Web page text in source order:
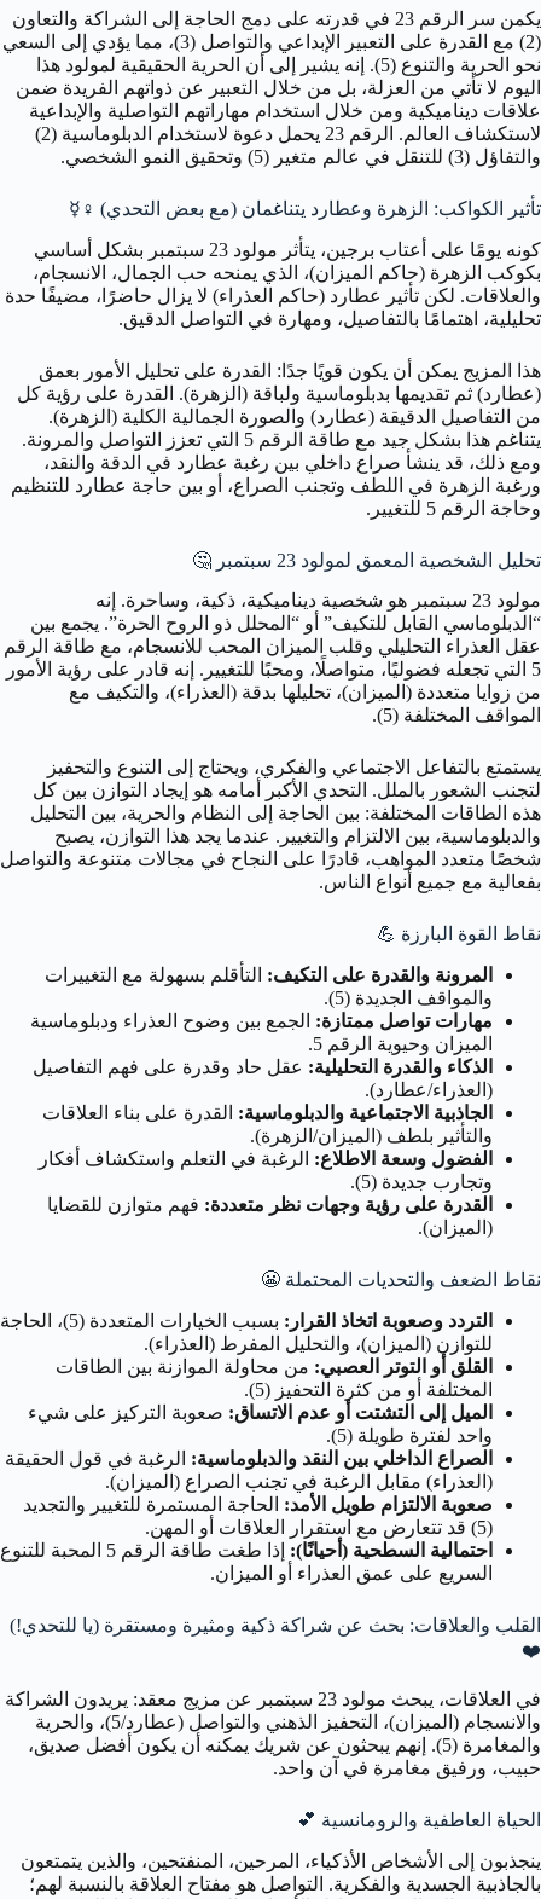
يكمن سر الرقم 23 في قدرته على دمج الحاجة إلى الشراكة والتعاون
(2) مع القدرة على التعبير الإبداعي والتواصل (3)، مما يؤدي إلى السعي
نحو الحرية والتنوع (5). إنه يشير إلى أن الحرية الحقيقية لمولود هذا
اليوم لا تأتي من العزلة، بل من خلال التعبير عن ذواتهم الفريدة ضمن
علاقات ديناميكية ومن خلال استخدام مهاراتهم التواصلية والإبداعية
لاستكشاف العالم. الرقم 23 يحمل دعوة لاستخدام الدبلوماسية (2)
والتفاؤل (3) للتنقل في عالم متغير (5) وتحقيق النمو الشخصي.
تأثير الكواكب: الزهرة وعطارد يتناغمان (مع بعض التحدي) ♀️☿️
كونه يومًا على أعتاب برجين، يتأثر مولود 23 سبتمبر بشكل أساسي
بكوكب الزهرة (حاكم الميزان)، الذي يمنحه حب الجمال، الانسجام،
والعلاقات. لكن تأثير عطارد (حاكم العذراء) لا يزال حاضرًا، مضيفًا حدة
تحليلية، اهتمامًا بالتفاصيل، ومهارة في التواصل الدقيق.
هذا المزيج يمكن أن يكون قويًا جدًا: القدرة على تحليل الأمور بعمق
(عطارد) ثم تقديمها بدبلوماسية ولباقة (الزهرة). القدرة على رؤية كل
من التفاصيل الدقيقة (عطارد) والصورة الجمالية الكلية (الزهرة).
يتناغم هذا بشكل جيد مع طاقة الرقم 5 التي تعزز التواصل والمرونة.
ومع ذلك، قد ينشأ صراع داخلي بين رغبة عطارد في الدقة والنقد،
ورغبة الزهرة في اللطف وتجنب الصراع، أو بين حاجة عطارد للتنظيم
وحاجة الرقم 5 للتغيير.
تحليل الشخصية المعمق لمولود 23 سبتمبر 🤔
مولود 23 سبتمبر هو شخصية ديناميكية، ذكية، وساحرة. إنه
“الدبلوماسي القابل للتكيف” أو “المحلل ذو الروح الحرة”. يجمع بين
عقل العذراء التحليلي وقلب الميزان المحب للانسجام، مع طاقة الرقم
5 التي تجعله فضوليًا، متواصلًا، ومحبًا للتغيير. إنه قادر على رؤية الأمور
من زوايا متعددة (الميزان)، تحليلها بدقة (العذراء)، والتكيف مع
المواقف المختلفة (5).
يستمتع بالتفاعل الاجتماعي والفكري، ويحتاج إلى التنوع والتحفيز
لتجنب الشعور بالملل. التحدي الأكبر أمامه هو إيجاد التوازن بين كل
هذه الطاقات المختلفة: بين الحاجة إلى النظام والحرية، بين التحليل
والدبلوماسية، بين الالتزام والتغيير. عندما يجد هذا التوازن، يصبح
شخصًا متعدد المواهب، قادرًا على النجاح في مجالات متنوعة والتواصل
بفعالية مع جميع أنواع الناس.
نقاط القوة البارزة 💪
المرونة والقدرة على التكيف: التأقلم بسهولة مع التغييرات
والمواقف الجديدة (5).
مهارات تواصل ممتازة: الجمع بين وضوح العذراء ودبلوماسية
الميزان وحيوية الرقم 5.
الذكاء والقدرة التحليلية: عقل حاد وقدرة على فهم التفاصيل
(العذراء/عطارد).
الجاذبية الاجتماعية والدبلوماسية: القدرة على بناء العلاقات
والتأثير بلطف (الميزان/الزهرة).
الفضول وسعة الاطلاع: الرغبة في التعلم واستكشاف أفكار
وتجارب جديدة (5).
القدرة على رؤية وجهات نظر متعددة: فهم متوازن للقضايا
(الميزان).
نقاط الضعف والتحديات المحتملة 😬
التردد وصعوبة اتخاذ القرار:
بسبب الخيارات المتعددة (5)، الحاجة
للتوازن (الميزان)، والتحليل المفرط (العذراء).
القلق أو التوتر العصبي: من محاولة الموازنة بين الطاقات
المختلفة أو من كثرة التحفيز (5).
الميل إلى التشتت أو عدم الاتساق: صعوبة التركيز على شيء
واحد لفترة طويلة (5).
الصراع الداخلي بين النقد والدبلوماسية: الرغبة في قول الحقيقة
(العذراء) مقابل الرغبة في تجنب الصراع (الميزان).
صعوبة الالتزام طويل الأمد: الحاجة المستمرة للتغيير والتجديد
(5) قد تتعارض مع استقرار العلاقات أو المهن.
احتمالية السطحية (أحيانًا):
إذا طغت طاقة الرقم 5 المحبة للتنوع
السريع على عمق العذراء أو الميزان.
القلب والعلاقات: بحث عن شراكة ذكية ومثيرة ومستقرة (يا للتحدي!)
❤️
في العلاقات، يبحث مولود 23 سبتمبر عن مزيج معقد: يريدون الشراكة
والانسجام (الميزان)، التحفيز الذهني والتواصل (عطارد/5)، والحرية
والمغامرة (5). إنهم يبحثون عن شريك يمكنه أن يكون أفضل صديق،
حبيب، ورفيق مغامرة في آن واحد.
الحياة العاطفية والرومانسية 💕
ينجذبون إلى الأشخاص الأذكياء، المرحين، المنفتحين، والذين يتمتعون
بالجاذبية الجسدية والفكرية. التواصل هو مفتاح العلاقة بالنسبة لهم؛